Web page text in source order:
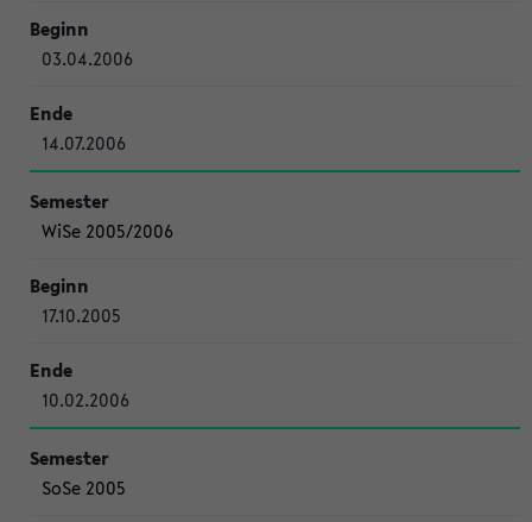
03.04.2006
14.07.2006
WiSe 2005/2006
17.10.2005
10.02.2006
SoSe 2005